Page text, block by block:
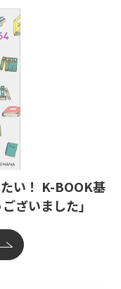
い！ K-BOOK基
ざいました」